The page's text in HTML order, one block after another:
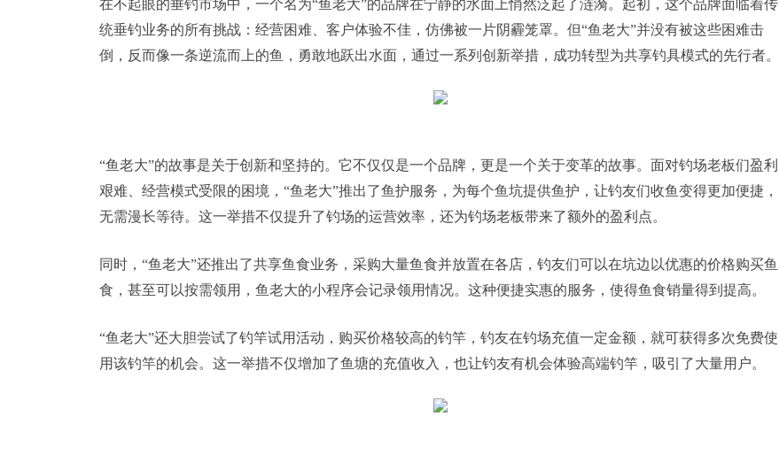
在不起眼的垂钓市场中，一个名为“鱼老大”的品牌在宁静的水面上悄然泛起了涟漪。起初，这个品牌面临着传
统垂钓业务的所有挑战：经营困难、客户体验不佳，仿佛被一片阴霾笼罩。但“鱼老大”并没有被这些困难击
倒，反而像一条逆流而上的鱼，勇敢地跃出水面，通过一系列创新举措，成功转型为共享钓具模式的先行者。
“鱼老大”的故事是关于创新和坚持的。它不仅仅是一个品牌，更是一个关于变革的故事。面对钓场老板们盈利
艰难、经营模式受限的困境，“鱼老大”推出了鱼护服务，为每个鱼坑提供鱼护，让钓友们收鱼变得更加便捷，
无需漫长等待。这一举措不仅提升了钓场的运营效率，还为钓场老板带来了额外的盈利点。
同时，“鱼老大”还推出了共享鱼食业务，采购大量鱼食并放置在各店，钓友们可以在坑边以优惠的价格购买鱼
食，甚至可以按需领用，鱼老大的小程序会记录领用情况。这种便捷实惠的服务，使得鱼食销量得到提高。
“鱼老大”还大胆尝试了钓竿试用活动，购买价格较高的钓竿，钓友在钓场充值一定金额，就可获得多次免费使
用该钓竿的机会。这一举措不仅增加了鱼塘的充值收入，也让钓友有机会体验高端钓竿，吸引了大量用户。